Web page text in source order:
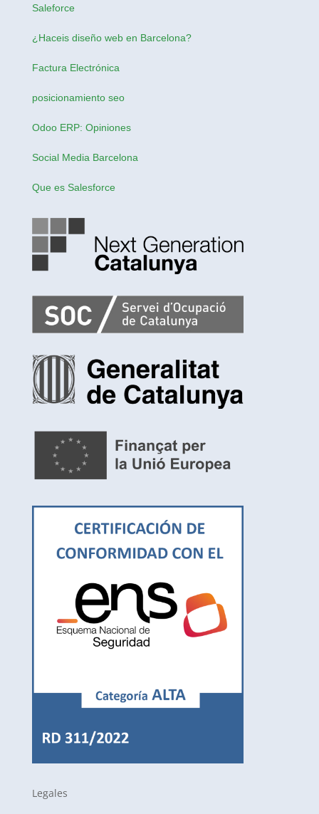
Saleforce
¿Haceis diseño web en Barcelona?
Factura Electrónica
posicionamiento seo
Odoo ERP: Opiniones
Social Media Barcelona
Que es Salesforce
Legales